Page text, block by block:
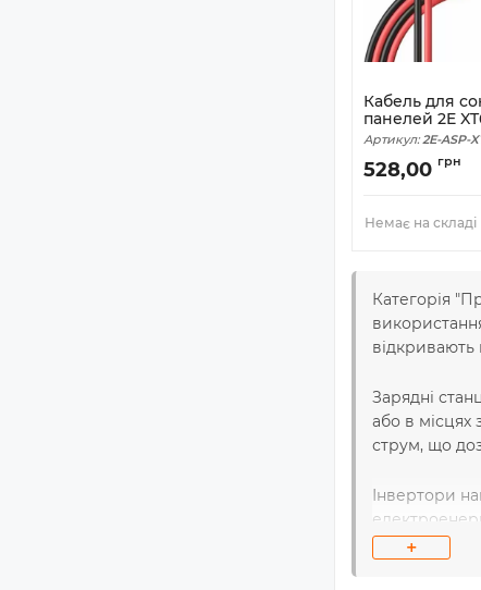
Кабель для
панелей 2E
Артикул: 2E-ASP-
528,00 грн
Немає на складі
Категорія
Зарядні
або в
струм, що
Інвертори
+